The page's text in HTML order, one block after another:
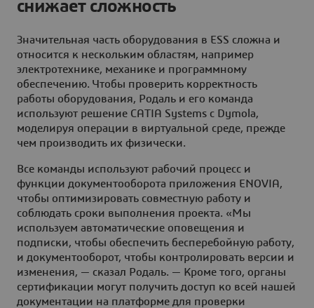
снижает сложность
Значительная часть оборудования в ESS сложна и
относится к нескольким областям, например
электротехнике, механике и программному
обеспечению. Чтобы проверить корректность
работы оборудования, Родаль и его команда
используют решение CATIA Systems с Dymola,
моделируя операции в виртуальной среде, прежде
чем производить их физически.
Все команды используют рабочий процесс и
функции документооборота приложения ENOVIA,
чтобы оптимизировать совместную работу и
соблюдать сроки выполнения проекта. «Мы
используем автоматические оповещения и
подписки, чтобы обеспечить бесперебойную работу,
и документооборот, чтобы контролировать версии и
изменения, — сказал Родаль. — Кроме того, органы
сертификации могут получить доступ ко всей нашей
документации на платформе для проверки